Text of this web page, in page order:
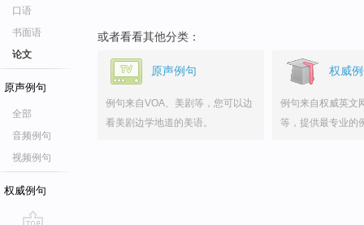
口语
书面语
论文
原声例句
全部
音频例句
视频例句
权威例句
或者看看其他分类：
原声例句
例句来自VOA、美剧等，您可以边
看美剧边学地道的美语。
权威
例句来自权威英文
等，提供最专业的